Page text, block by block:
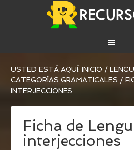
USTED ESTÁ AQUÍ:INICIO /
CATEGORÍAS GRAMATICALES /
INTERJECCIONES
Ficha de
interjecciones